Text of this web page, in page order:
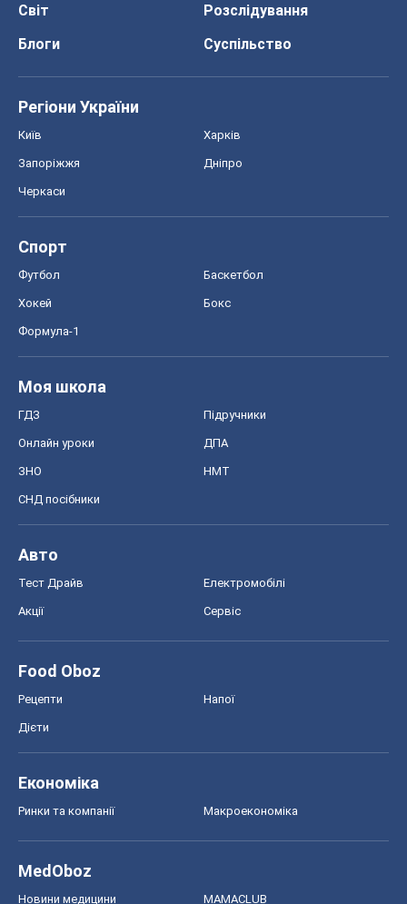
Світ
Розслідування
Блоги
Суспільство
Регіони України
Київ Харків
Запоріжжя Дніпро
Черкаси
Спорт
Футбол Баскетбол
Хокей Бокс
Формула-1
Моя школа
ГДЗ Підручники
Онлайн уроки ДПА
ЗНО НМТ
СНД посібники
Авто
Тест Драйв Електромобілі
Акції Сервіс
Food Oboz
Рецепти Напої
Дієти
Економіка
Ринки та компанії Макроекономіка
MedOboz
Новини медицини MAMACLUB